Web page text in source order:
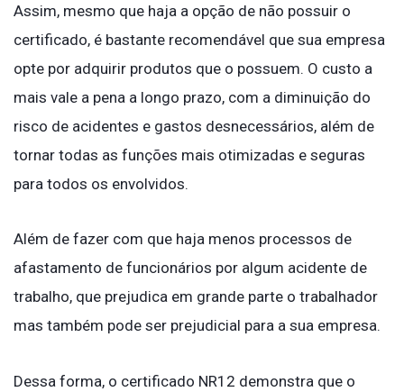
Assim, mesmo que haja a opção de não possuir o
certificado, é bastante recomendável que sua empresa
opte por adquirir produtos que o possuem. O custo a
mais vale a pena a longo prazo, com a diminuição do
risco de acidentes e gastos desnecessários, além de
tornar todas as funções mais otimizadas e seguras
para todos os envolvidos.
Além de fazer com que haja menos processos de
afastamento de funcionários por algum acidente de
trabalho, que prejudica em grande parte o trabalhador
mas também pode ser prejudicial para a sua empresa.
Dessa forma, o certificado NR12 demonstra que o